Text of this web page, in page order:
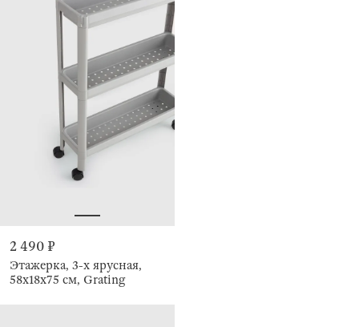
2 490 ₽
Этажерка, 3-х ярусная,
58х18х75 см, Grating